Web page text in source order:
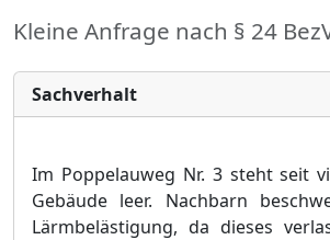
Kleine Anfrage nach § 24
Sachverhalt
Im Poppelauweg Nr. 3 steht seit
Gebäude leer. Nachbarn
Lärmbelästigung, da dieses